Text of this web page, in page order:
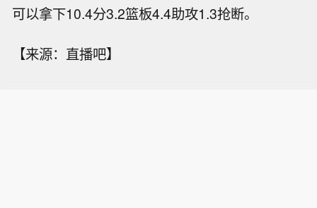
可以拿下10.4分3.2篮板4.4助攻1.3抢断。
【来源：直播吧】